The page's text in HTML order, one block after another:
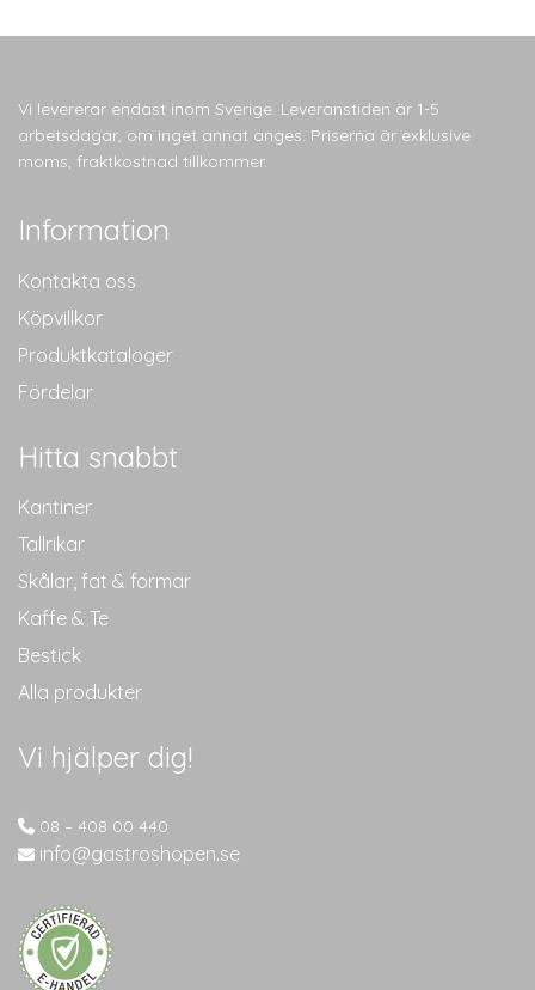
Vi levererar endast inom Sverige. Leveranstiden är 1-5
arbetsdagar, om inget annat anges. Priserna är exklusive
moms, fraktkostnad tillkommer.
Information
Kontakta oss
Köpvillkor
Produktkataloger
Fördelar
Hitta snabbt
Kantiner
Tallrikar
Skålar, fat & formar
Kaffe & Te
Bestick
Alla produkter
Vi hjälper dig!
08 – 408 00 440
info@gastroshopen.se